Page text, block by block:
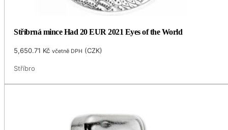
Stříbrná mince Had 20 EUR 2021 Eyes of the World
5,650.71 Kč včetně DPH (CZK)
Stříbro